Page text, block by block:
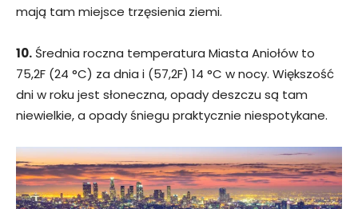
mają tam miejsce trzęsienia ziemi.
10. Średnia roczna temperatura Miasta Aniołów to
75,2F (24 °C) za dnia i (57,2F) 14 °C w nocy. Większość
dni w roku jest słoneczna, opady deszczu są tam
niewielkie, a opady śniegu praktycznie niespotykane.